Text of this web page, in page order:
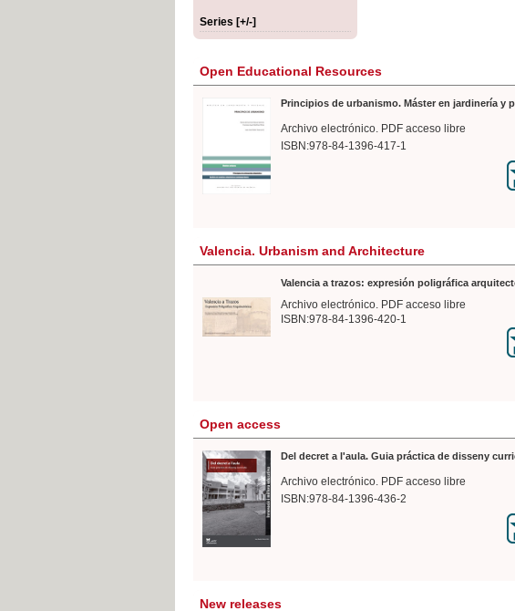
Series [+/-]
Open Educational Resources
Principios de urbanismo. Máster en jardinería y
Archivo electrónico. PDF acceso libre
ISBN:978-84-1396-417-1
Valencia. Urbanism and Architecture
Valencia a trazos: expresión poligráfica
Archivo electrónico. PDF acceso libre
ISBN:978-84-1396-420-1
Open access
Del decret a l'aula. Guia práctica de disseny
Archivo electrónico. PDF acceso libre
ISBN:978-84-1396-436-2
New releases